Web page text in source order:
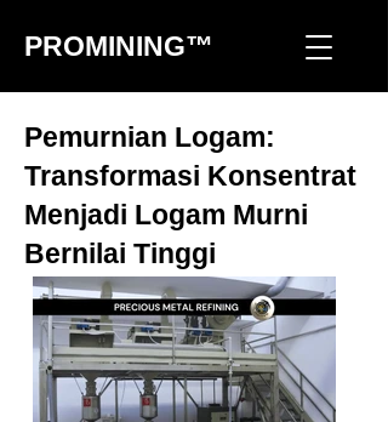
PROMINING™
Pemurnian Logam:
Transformasi Konsentrat
Menjadi Logam Murni
Bernilai Tinggi